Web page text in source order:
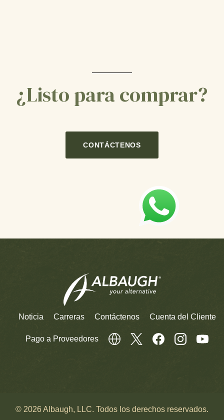
¿Listo para comprar?
CONTÁCTENOS
Noticia Carreras Contáctenos Cuenta del Cliente
Pago a Proveedores
© 2026 Albaugh, LLC. Todos los derechos reservados.